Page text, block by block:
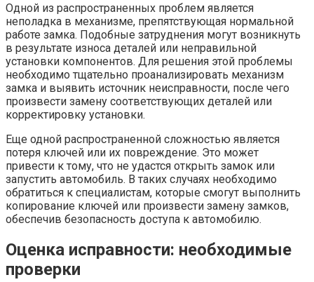
Одной из распространенных проблем является
неполадка в механизме, препятствующая нормальной
работе замка. Подобные затруднения могут возникнуть
в результате износа деталей или неправильной
установки компонентов. Для решения этой проблемы
необходимо тщательно проанализировать механизм
замка и выявить источник неисправности, после чего
произвести замену соответствующих деталей или
корректировку установки.
Еще одной распространенной сложностью является
потеря ключей или их повреждение. Это может
привести к тому, что не удастся открыть замок или
запустить автомобиль. В таких случаях необходимо
обратиться к специалистам, которые смогут выполнить
копирование ключей или произвести замену замков,
обеспечив безопасность доступа к автомобилю.
Оценка исправности: необходимые
проверки